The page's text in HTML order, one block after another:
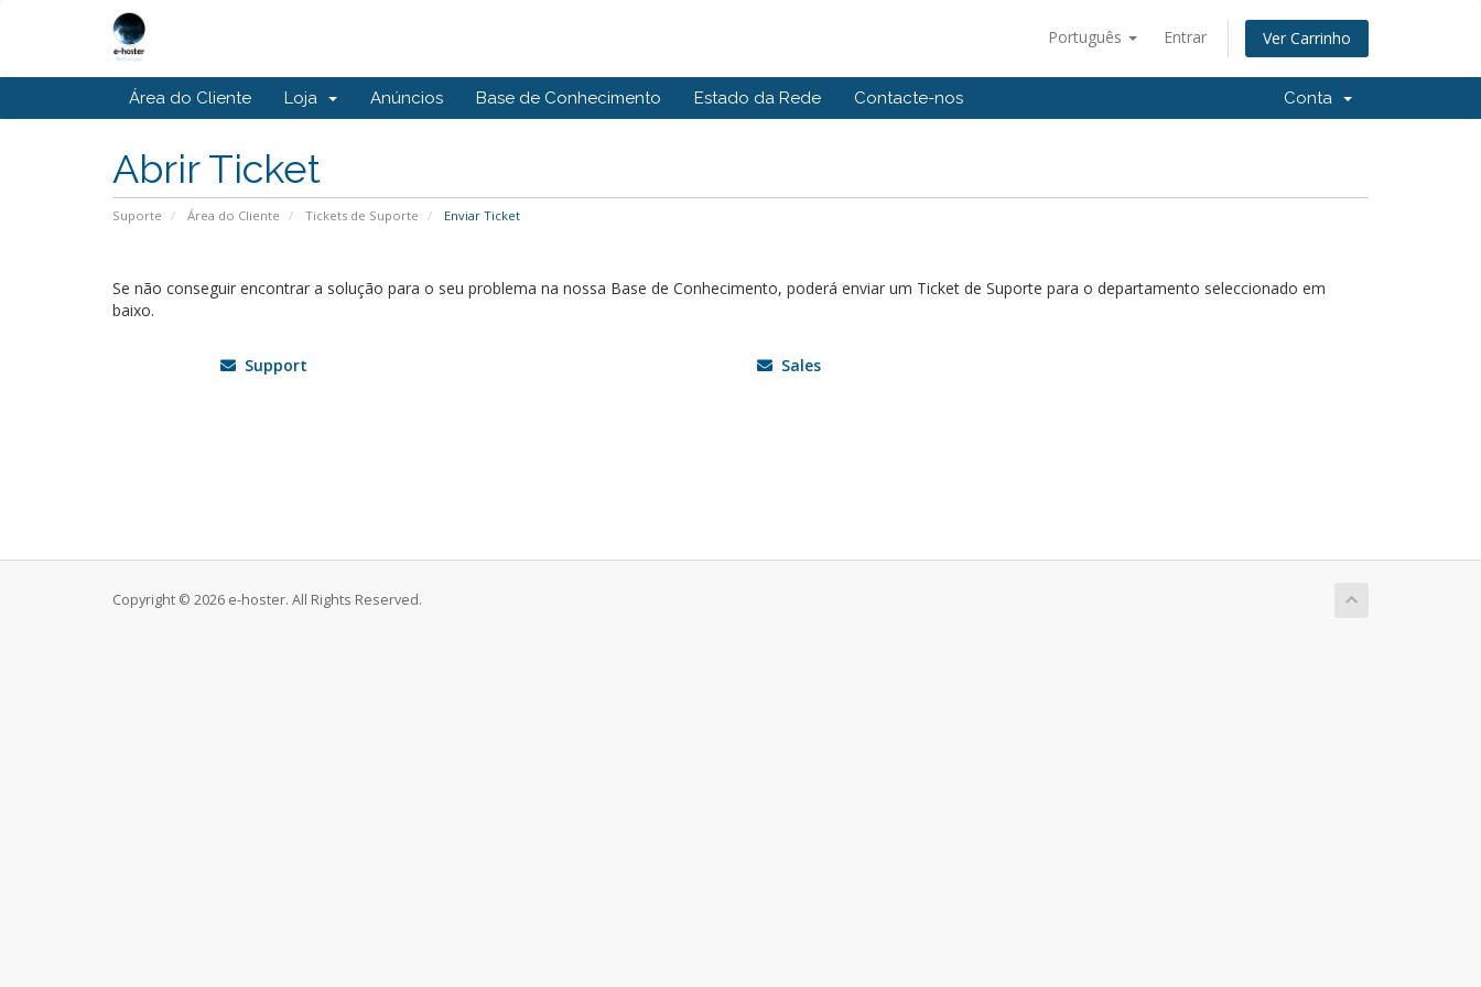
Português Entrar Ver Carrinho
Área do Cliente Loja Anúncios Base de Conhecimento Estado da Rede Contacte-nos Conta
Abrir Ticket
Suporte Área do Cliente Tickets de Suporte Enviar Ticket
Se não conseguir encontrar a solução para o seu problema na nossa Base de Conhecimento, poderá enviar um Ticket de Suporte para o departamento seleccionado em
baixo.
Support Sales
Copyright © 2026 e-hoster. All Rights Reserved.